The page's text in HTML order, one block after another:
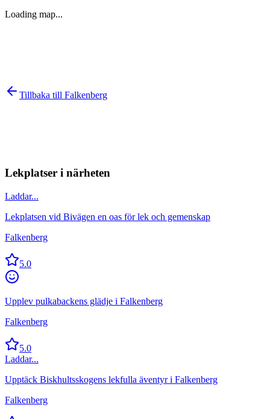
Loading map...
Tillbaka till Falkenberg
Lekplatser i närheten
Laddar...
Lekplatsen vid Bivägen en oas för lek och gemenskap
Falkenberg
5.0
Upplev pulkabackens glädje i Falkenberg
Falkenberg
5.0
Laddar...
Upptäck Biskhultsskogens lekfulla äventyr i Falkenberg
Falkenberg